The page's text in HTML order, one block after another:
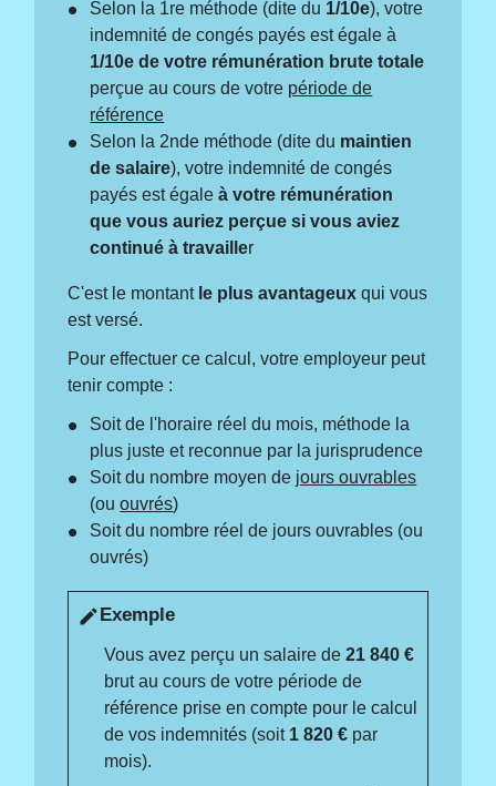
Selon la 1re méthode (dite du 1/10e), votre
indemnité de congés payés est égale à
1/10e de votre rémunération brute totale
perçue au cours de votre période de
référence
Selon la 2nde méthode (dite du maintien
de salaire), votre indemnité de congés
payés est égaleà votre rémunération
que vous auriez perçue si vous aviez
continué à travailler
C'est le montant le plus avantageux qui vous
est versé.
Pour effectuer ce calcul, votre employeur peut
tenir compte :
Soit de l'horaire réel du mois, méthode la
plus juste et reconnue par la jurisprudence
Soit du nombre moyen de jours ouvrables
(ououvrés)
Soit du nombre réel de jours ouvrables (ou
ouvrés)
editExemple
Vous avez perçu un salaire de21 840 €
brut au cours de votre période de
référence prise en compte pour le calcul
de vos indemnités (soit 1 820 € par
mois).